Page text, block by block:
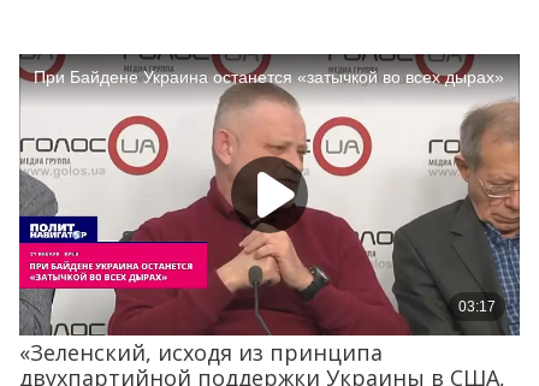
«Зеленский, исходя из принципа
двухпартийной поддержки Украины в США,